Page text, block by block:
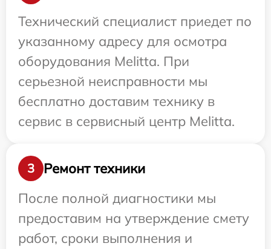
Технический специалист приедет по
указанному адресу для осмотра
оборудования Melitta. При
серьезной неисправности мы
бесплатно доставим технику в
сервис в сервисный центр Melitta.
3
Ремонт техники
После полной диагностики мы
предоставим на утверждение смету
работ, сроки выполнения и